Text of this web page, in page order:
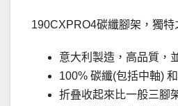
190CXPRO4碳纖腳架，獨特
意大利製造，高品質，
100% 碳纖(包括中軸)
折叠收起來比一般三腳